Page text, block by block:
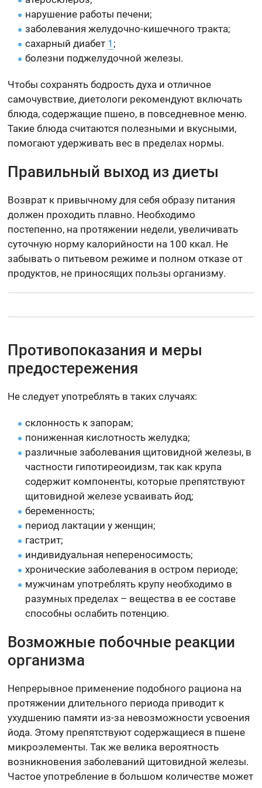
нарушение работы печени;
заболевания желудочно-кишечного тракта;
сахарный диабет 1 ;
болезни поджелудочной железы.
Чтобы сохранять бодрость духа и отличное
самочувствие, диетологи рекомендуют включать
блюда, содержащие пшено, в повседневное меню.
Такие блюда считаются полезными и вкусными,
помогают удерживать вес в пределах нормы.
Правильный выход из диеты
Возврат к привычному для себя образу питания
должен проходить плавно. Необходимо
постепенно, на протяжении недели, увеличивать
суточную норму калорийности на 100 ккал. Не
забывать о питьевом режиме и полном отказе от
продуктов, не приносящих пользы организму.
Противопоказания и меры
предостережения
Не следует употреблять в таких случаях:
склонность к запорам;
пониженная кислотность желудка;
различные заболевания щитовидной железы, в
частности гипотиреоидизм, так как крупа
содержит компоненты, которые препятствуют
щитовидной железе усваивать йод;
беременность;
период лактации у женщин;
гастрит;
индивидуальная непереносимость;
хронические заболевания в остром периоде;
мужчинам употреблять крупу необходимо в
разумных пределах – вещества в ее составе
способны ослабить потенцию.
Возможные побочные реакции
организма
Непрерывное применение подобного рациона на
протяжении длительного периода приводит к
ухудшению памяти из-за невозможности усвоения
йода. Этому препятствуют содержащиеся в пшене
микроэлементы. Так же велика вероятность
возникновения заболеваний щитовидной железы.
Частое употребление в большом количестве может